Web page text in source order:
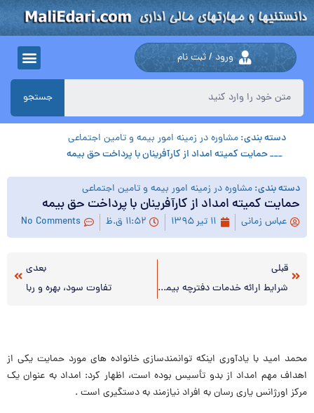
ورود / ثبت نام
جستجو
دسته بندی:مشاوره در زمینه امور بیمه و تامین اجتماعی
___ حمایت کمیته امداد از کارآفرینان با پرداخت حق بیمه
دسته بندی:مشاوره در زمینه امور بیمه و تامین اجتماعی
حمایت کمیته امداد از کارآفرینان با پرداخت حق بیمه
عباس زمانی ۱۱ تیر ۱۳۹۵ ۱۱:۵۲ ق.ظ No Comments
قبلی
شرایط ارائه خدمات دفترچه بیمه به همسر بیمه شده/نحوه احتساب سربازی
بعدی
تفاوت سود، بهره و ربا
محمد امید با یادآوری اینکه توانمندسازی خانواده های مورد حمایت یکی از
اهداف مهم امداد از بدو تأسیس بوده است، اظهار کرد: امداد به عنوان یک
مرکز اورژانس یاری رسان به افراد نیازمند به دستگیری است .